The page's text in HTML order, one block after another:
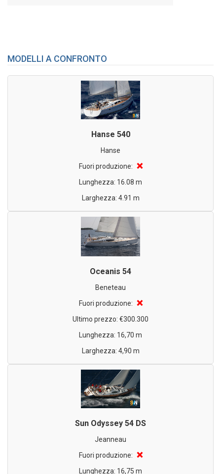
MODELLI A CONFRONTO
Hanse 540
Hanse
Fuori produzione: ❌
Lunghezza: 16.08 m
Larghezza: 4.91 m
Oceanis 54
Beneteau
Fuori produzione: ❌
Ultimo prezzo: €300.300
Lunghezza: 16,70 m
Larghezza: 4,90 m
Sun Odyssey 54 DS
Jeanneau
Fuori produzione: ❌
Lunghezza: 16,75 m